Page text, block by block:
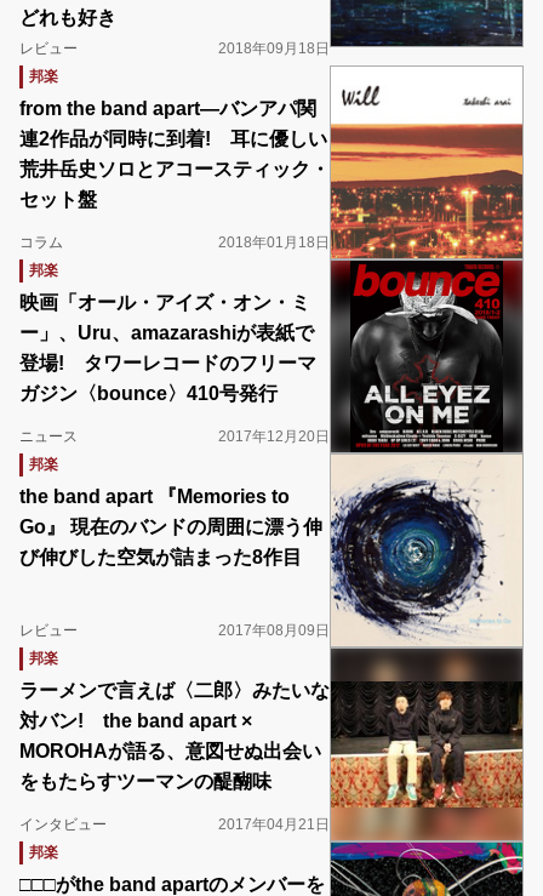
どれも好き
レビュー
2018年09月18日
邦楽
from the band apart―バンアパ関
連2作品が同時に到着! 耳に優しい
荒井岳史ソロとアコースティック・
セット盤
コラム
2018年01月18日
邦楽
映画「オール・アイズ・オン・ミ
ー」、Uru、amazarashiが表紙で
登場! タワーレコードのフリーマ
ガジン〈bounce〉410号発行
ニュース
2017年12月20日
邦楽
the band apart 『Memories to
Go』 現在のバンドの周囲に漂う伸
び伸びした空気が詰まった8作目
レビュー
2017年08月09日
邦楽
ラーメンで言えば〈二郎〉みたいな
対バン! the band apart ×
MOROHAが語る、意図せぬ出会い
をもたらすツーマンの醍醐味
インタビュー
2017年04月21日
邦楽
□□□がthe band apartのメンバーを